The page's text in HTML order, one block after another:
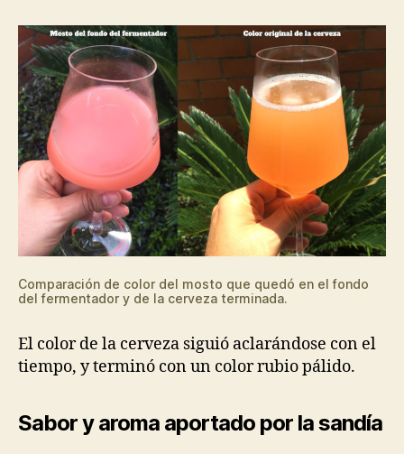
Comparación de color del mosto que quedó en el fondo
del fermentador y de la cerveza terminada.
El color de la cerveza siguió aclarándose con el
tiempo, y terminó con un color rubio pálido.
Sabor y aroma aportado por la sandía